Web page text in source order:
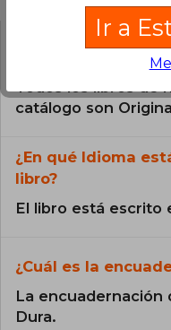
¿El libro es original?
catálogo son
¿En qué Idioma
libro?
El libro está escrito
¿Cuál es la
La encuadernación
Dura.
Ir a